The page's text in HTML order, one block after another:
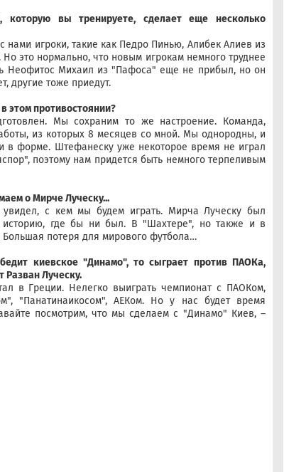
вы тренируете, сделает еще несколько
нами игроки, такие как Педро Пинью, Алибек Алиев из
это нормально, что новым игрокам немного труднее
Неофитос Михаил из "Пафоса" еще не прибыл, но он
другие тоже приедут.
этом противостоянии?
Мы сохраним то же настроение. Команда,
из которых 8 месяцев со мной. Мы однородны, и
в форме. Штефанеску уже некоторое время не играл
поэтому нам придется быть немного терпеливым
о Мирче Луческу...
с кем мы будем играть. Мирча Луческу был
историю, где бы ни был. В "Шахтере", но также и в
потеря для мирового футбола…
киевское "Динамо", то сыграет против ПАОКа,
Разван Луческу.
в Греции. Нелегко выиграть чемпионат с ПАОКом,
"Панатинаикосом", АЕКом. Но у нас будет время
посмотрим, что мы сделаем с "Динамо" Киев, –